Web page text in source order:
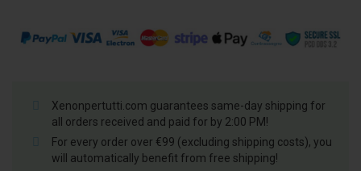
Xenonpertutti.com guarantees same-day shipping for
all orders received and paid for by 2:00 PM!
For every order over €99 (excluding shipping costs), you
will automatically benefit from free shipping!